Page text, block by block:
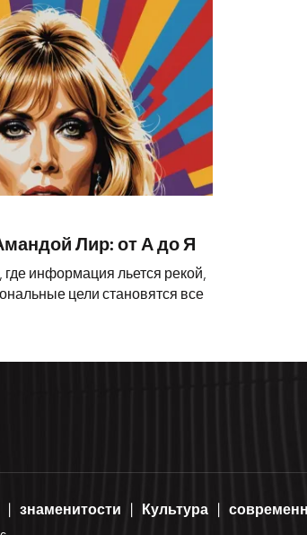
Лир: от А до Я
информация льется рекой,
цели становятся все
знаменитости Культура